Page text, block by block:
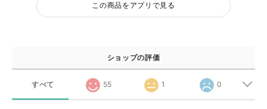
この商品をアプリで見る
ショップの評価
すべて 55 1 0